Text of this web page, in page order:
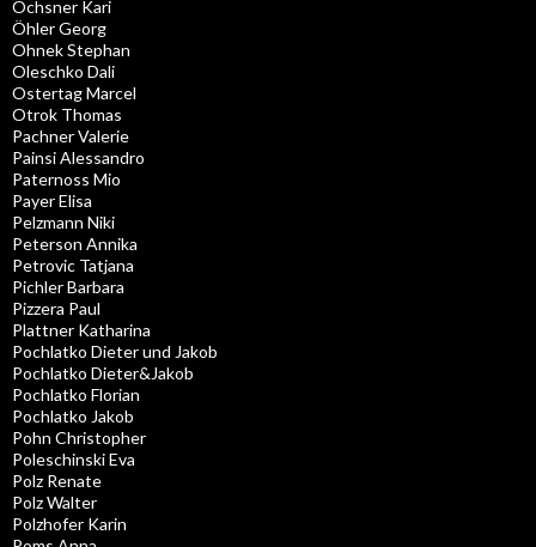
Ochsner Kari
Öhler Georg
Ohnek Stephan
Oleschko Dali
Ostertag Marcel
Otrok Thomas
Pachner Valerie
Painsi Alessandro
Paternoss Mio
Payer Elisa
Pelzmann Niki
Peterson Annika
Petrovic Tatjana
Pichler Barbara
Pizzera Paul
Plattner Katharina
Pochlatko Dieter und Jakob
Pochlatko Dieter&Jakob
Pochlatko Florian
Pochlatko Jakob
Pohn Christopher
Poleschinski Eva
Polz Renate
Polz Walter
Polzhofer Karin